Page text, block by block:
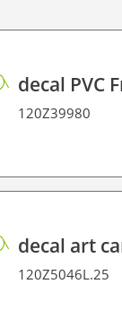
120Z39980
120Z5046L.25